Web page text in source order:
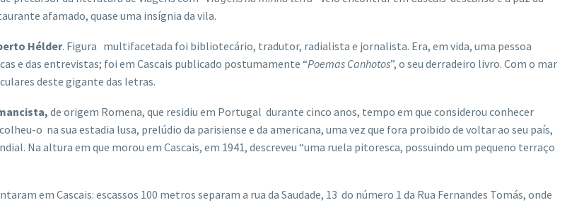
afamado, quase uma insígnia da vila.
Hélder. Figura multifacetada foi bibliotecário, tradutor, radialista e jornalista. Era, em vida, uma pessoa
e das entrevistas; foi em Cascais publicado postumamente “Poemas Canhotos”, o seu derradeiro livro. Com o mar
deste gigante das letras.
de origem Romena, que residiu em Portugal durante cinco anos, tempo em que considerou conhecer
o na sua estadia lusa, prelúdio da parisiense e da americana, uma vez que fora proibido de voltar ao seu país,
Na altura em que morou em Cascais, em 1941, descreveu “uma ruela pitoresca, possuindo um pequeno terraço
em Cascais: escassos 100 metros separam a rua da Saudade, 13 do número 1 da Rua Fernandes Tomás, onde